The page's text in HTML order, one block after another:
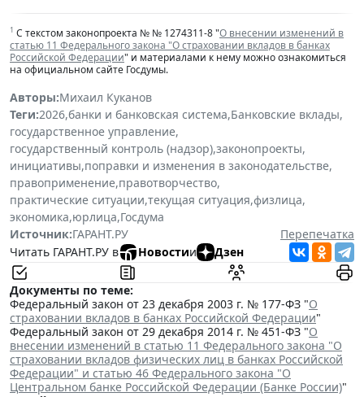
1 С текстом законопроекта № № 1274311-8 "О внесении изменений в
статью 11 Федерального закона "О страховании вкладов в банках
Российской Федерации" и материалами к нему можно ознакомиться
на официальном сайте Госдумы.
Авторы:Михаил Куканов
Теги:2026,банки и банковская система,Банковские вклады,
государственное управление,
государственный контроль (надзор),законопроекты,
инициативы,поправки и изменения в законодательстве,
правоприменение,правотворчество,
практические ситуации,текущая ситуация,физлица,
экономика,юрлица,Госдума
Источник:ГАРАНТ.РУ
Перепечатка
Читать ГАРАНТ.РУ в
Новостии Дзен
Документы по теме:
Федеральный закон от 23 декабря 2003 г. № 177-ФЗ "О
страховании вкладов в банках Российской Федерации"
Федеральный закон от 29 декабря 2014 г. № 451-ФЗ "О
внесении изменений в статью 11 Федерального закона "О
страховании вкладов физических лиц в банках Российской
Федерации" и статью 46 Федерального закона "О
Центральном банке Российской Федерации (Банке России)"